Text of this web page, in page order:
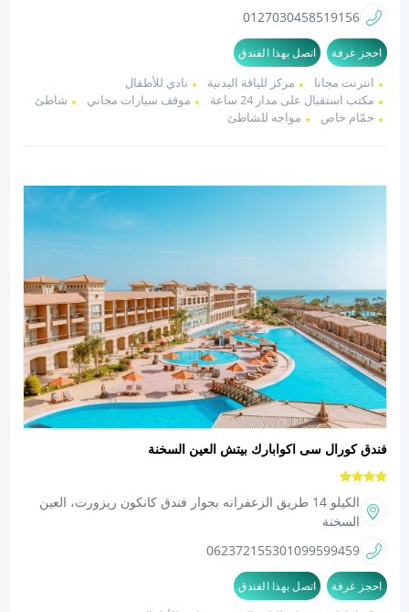
19156
01270304585
احجز غرفة اتصل بهذا الفندق
انترنت مجانا مركز للياقة البدنية
نادي للأطفال
مكتب استقبال على مدار 24 ساعة
موقف سيارات مجاني
شاطئ
حمّام خاص
مواجه للشاطئ
فندق كورال سى اكوابارك بيتش العين السخنة
الكيلو 14 طريق الزعفرانه بجوار فندق كانكون ريزورت، العين
السخنة
01099599459
0623721553
احجز غرفة اتصل بهذا الفندق